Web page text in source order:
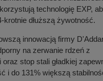
technologię EXP,
krotnie dłuższą żywotność.
innowacją firmy
na zerwanie rdzeń z
stop stali gładkiej
i do 131% większą